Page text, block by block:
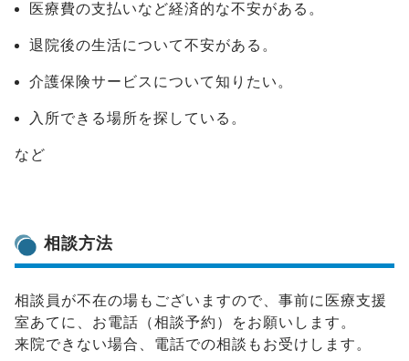
医療費の支払いなど経済的な不安がある。
退院後の生活について不安がある。
介護保険サービスについて知りたい。
入所できる場所を探している。
など
相談方法
相談員が不在の場もございますので、事前に医療支援
室あてに、お電話（相談予約）をお願いします。
来院できない場合、電話での相談もお受けします。